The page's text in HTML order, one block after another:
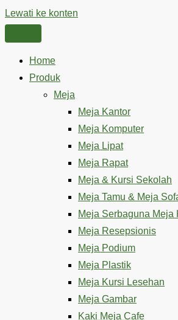
Lewati ke konten
Home
Produk
Meja
Meja Kantor
Meja Komputer
Meja Lipat
Meja Rapat
Meja & Kursi Sekolah
Meja Tamu & Meja
Meja Serbaguna Meja
Meja Resepsionis
Meja Podium
Meja Plastik
Meja Kursi Lesehan
Meja Gambar
Kaki Meja Cafe